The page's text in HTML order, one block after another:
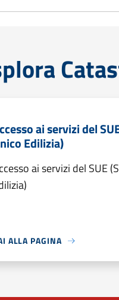
ai servizi del
Edilizia)
ai servizi del SUE
ALLA PAGINA